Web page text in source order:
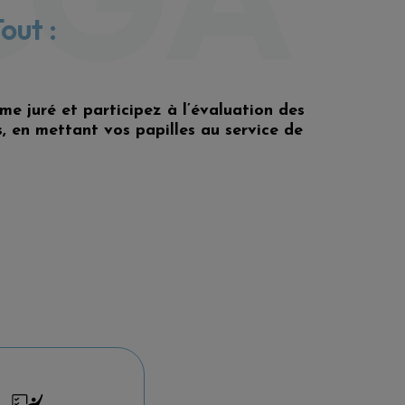
:
juré et participez à l’évaluation des
en mettant vos papilles au service de